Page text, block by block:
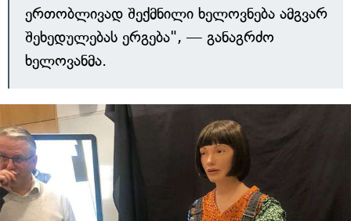
ერთობლივად შექმნილი ხელოვნება ამგვარ
შეხედულებას ერგება", — განაგრძო
ხელოვანმა.